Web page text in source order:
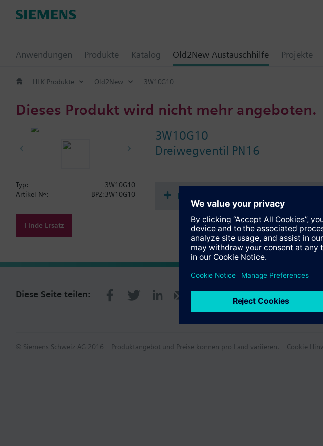
Anwendungen Produkte Katalog Old2New Austauschhilfe Projekte
HLK Produkte Old2New 3W10G10
Dieses Produkt wird nicht mehr angeboten.
3W10G10
Dreiwegventil PN16
Typ:
3W10G10
Artikel-Nr.:
BPZ:3W10G10
Finde Ersatz
Dokumente
Diese Seite teilen:
© Siemens Schweiz AG 2016 Produktangebot und Preise können pro Land variieren. Cookie